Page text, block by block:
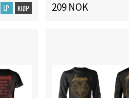
LP KJØP 209 NOK